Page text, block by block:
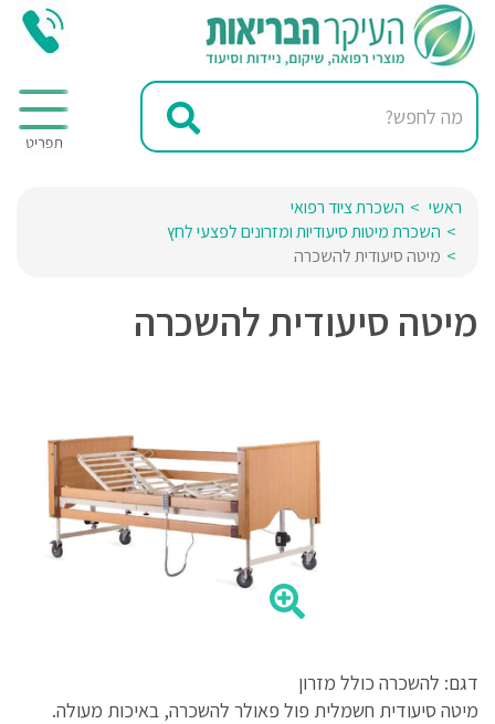
ראשי
השכרת ציוד רפואי
השכרת מיטות סיעודיות ומזרונים לפצעי לחץ
מיטה סיעודית להשכרה
מיטה סיעודית להשכרה
דגם: להשכרה כולל מזרון
מיטה סיעודית חשמלית פול פאולר להשכרה, באיכות מעולה.